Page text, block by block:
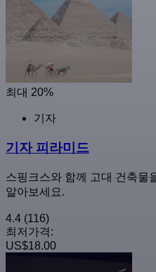
최대 20%
기자
기자 피라미드
스핑크스와 함께 고대 건축물
알아보세요.
4.4 (116)
최저가격:
US$18.00